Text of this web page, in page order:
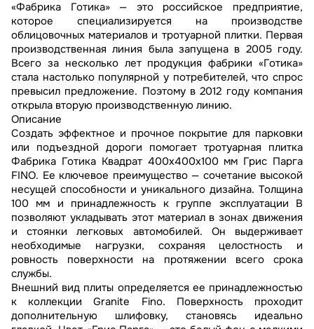
«Фабрика Готика» — это российское предприятие,
которое специализируется на производстве
облицовочных материалов и тротуарной плитки. Первая
производственная линия была запущена в 2005 году.
Всего за несколько лет продукция фабрики «Готика»
стала настолько популярной у потребителей, что спрос
превысил предложение. Поэтому в 2012 году компания
открыла вторую производственную линию.
Описание
Создать эффектное и прочное покрытие для парковки
или подъездной дороги помогает тротуарная плитка
Фабрика Готика Квадрат 400х400х100 мм Грис Парга
FINO. Ее ключевое преимущество — сочетание высокой
несущей способности и уникального дизайна. Толщина
100 мм и принадлежность к группе эксплуатации В
позволяют укладывать этот материал в зонах движения
и стоянки легковых автомобилей. Он выдерживает
необходимые нагрузки, сохраняя целостность и
ровность поверхности на протяжении всего срока
службы.
Внешний вид плиты определяется ее принадлежностью
к коллекции Granite Fino. Поверхность проходит
дополнительную шлифовку, становясь идеально